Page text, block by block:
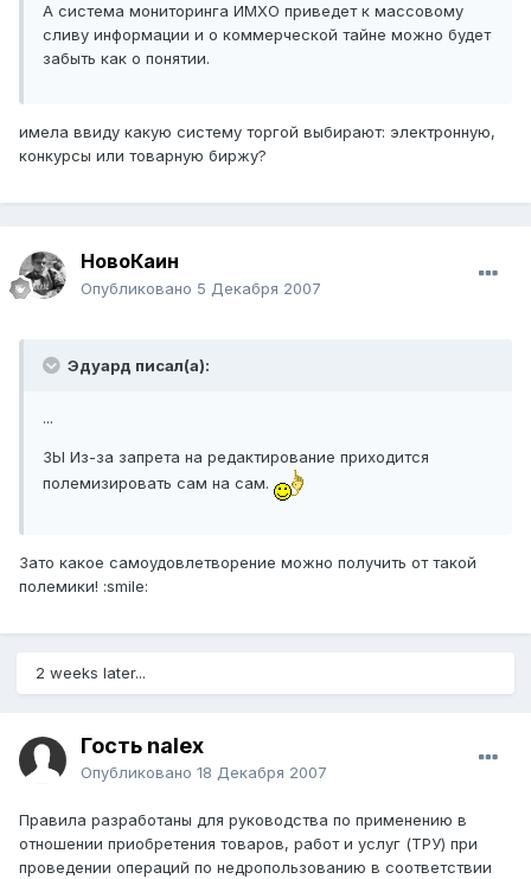
А система мониторинга ИМХО приведет к массовому
сливу информации и о коммерческой тайне можно будет
забыть как о понятии.
имела ввиду какую систему торгой выбирают: электронную,
конкурсы или товарную биржу?
НовоКаин
Опубликовано 5 Декабря 2007
Эдуард писал(а):
...
ЗЫ Из-за запрета на редактирование приходится
полемизировать сам на сам.
Зато какое самоудовлетворение можно получить от такой
полемики! :smile:
2 weeks later...
Гость nalex
Опубликовано 18 Декабря 2007
Правила разработаны для руководства по применению в
отношении приобретения товаров, работ и услуг (ТРУ) при
проведении операций по недропользованию в соответствии